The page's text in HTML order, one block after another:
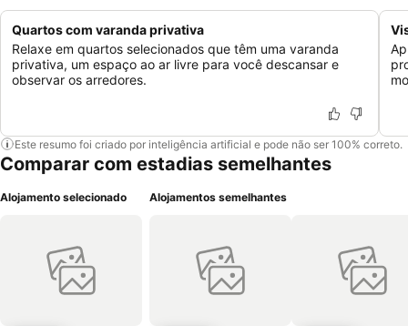
Quartos com varanda privativa
Relaxe em quartos selecionados que têm uma varanda
privativa, um espaço ao ar livre para você descansar e
observar os arredores.
Este resumo foi criado por inteligência artificial e pode não ser 100% correto.
Comparar com estadias semelhantes
Alojamento selecionado Alojamentos semelhantes